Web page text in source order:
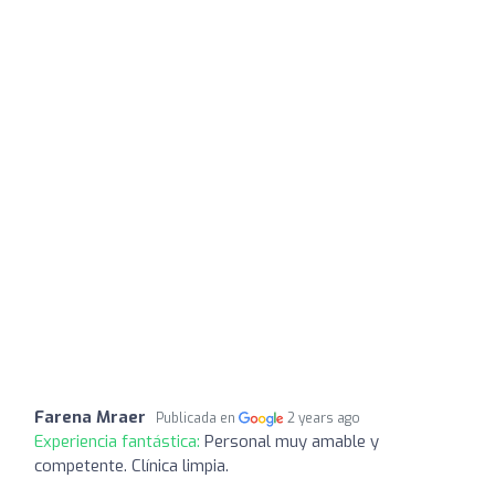
Farena Mraer Publicada en 2 years ago
Experiencia fantástica: Personal muy amable y
competente. Clínica limpia.